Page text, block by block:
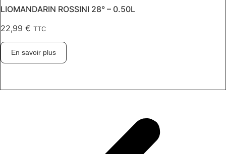
LIOMANDARIN ROSSINI 28° – 0.50L
22,99 € TTC
En savoir plus